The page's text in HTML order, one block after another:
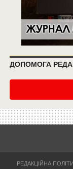
ДОПОМОГА
РЕДАКЦІЙНА